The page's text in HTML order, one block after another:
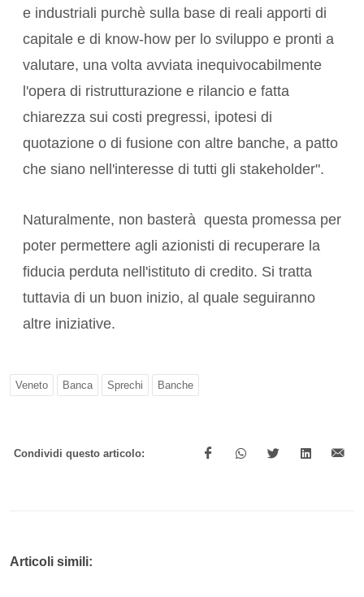
e industriali purchè sulla base di reali apporti di
capitale e di know-how per lo sviluppo e pronti a
valutare, una volta avviata inequivocabilmente
l'opera di ristrutturazione e rilancio e fatta
chiarezza sui costi pregressi, ipotesi di
quotazione o di fusione con altre banche, a patto
che siano nell'interesse di tutti gli stakeholder".
Naturalmente, non basterà questa promessa per
poter permettere agli azionisti di recuperare la
fiducia perduta nell'istituto di credito. Si tratta
tuttavia di un buon inizio, al quale seguiranno
altre iniziative.
Veneto Banca Sprechi Banche
Condividi questo articolo:
Articoli simili: